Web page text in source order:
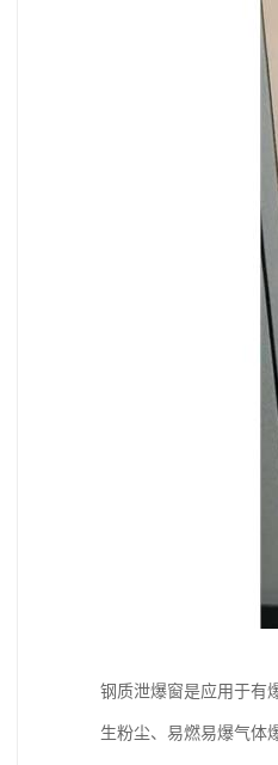
钢质泄爆窗是应用于有
生粉尘、易燃易爆气体